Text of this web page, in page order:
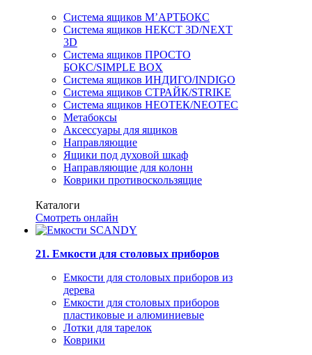
Система ящиков М’АРТБОКС
Система ящиков НЕКСТ 3D/NEXT
3D
Система ящиков ПРОСТО
БОКС/SIMPLE BOX
Система ящиков ИНДИГО/INDIGO
Система ящиков СТРАЙК/STRIKE
Система ящиков НЕОТЕК/NEOTEC
Метабоксы
Аксессуары для ящиков
Направляющие
Ящики под духовой шкаф
Направляющие для колонн
Коврики противоскользящие
Каталоги
Смотреть онлайн
21. Емкости для столовых приборов
Емкости для столовых приборов из
дерева
Емкости для столовых приборов
пластиковые и алюминиевые
Лотки для тарелок
Коврики